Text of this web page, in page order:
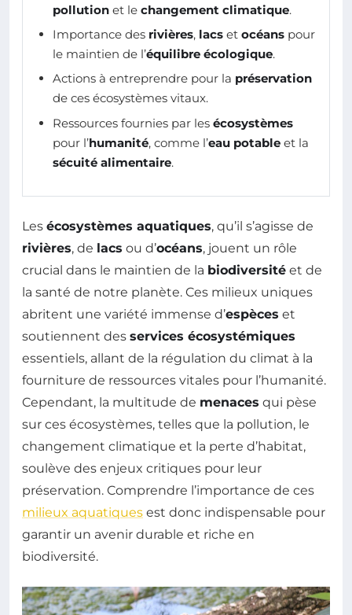
pollution et le changement climatique.
Importance des rivières, lacs et océans pour
le maintien de l’équilibre écologique.
Actions à entreprendre pour la préservation
de ces écosystèmes vitaux.
Ressources fournies par les écosystèmes
pour l’humanité, comme l’eau potable et la
sécuité alimentaire.
Les écosystèmes aquatiques, qu’il s’agisse de
rivières, de lacs ou d’océans, jouent un rôle
crucial dans le maintien de la biodiversité et de
la santé de notre planète. Ces milieux uniques
abritent une variété immense d’espèces et
soutiennent des services écosystémiques
essentiels, allant de la régulation du climat à la
fourniture de ressources vitales pour l’humanité.
Cependant, la multitude de menaces qui pèse
sur ces écosystèmes, telles que la pollution, le
changement climatique et la perte d’habitat,
soulève des enjeux critiques pour leur
préservation. Comprendre l’importance de ces
milieux aquatiques est donc indispensable pour
garantir un avenir durable et riche en
biodiversité.